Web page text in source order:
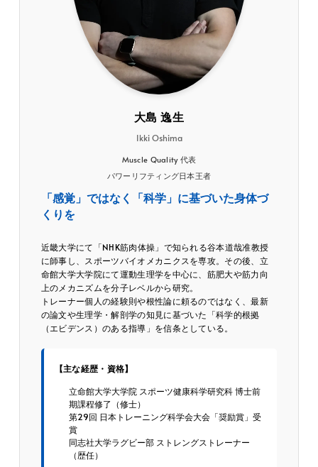
大島 逸生
Ikki Oshima
Muscle Quality 代表
パワーリフティング日本王者
「感覚」ではなく「科学」に基づいた身体づ
くりを
近畿大学にて「NHK筋肉体操」で知られる谷本道哉准教授
に師事し、スポーツバイオメカニクスを専攻。その後、立
命館大学大学院にて運動生理学を中心に、筋肥大や筋力向
上のメカニズムを分子レベルから研究。
トレーナー個人の経験則や根性論に頼るのではなく、最新
の論文や生理学・解剖学の知見に基づいた「科学的根拠
（エビデンス）のある指導」を信条としている。
【主な経歴・資格】
立命館大学大学院 スポーツ健康科学研究科 博士前
期課程修了（修士）
第29回 日本トレーニング科学会大会「奨励賞」受
賞
同志社大学ラグビー部 ストレングストレーナー
（歴任）